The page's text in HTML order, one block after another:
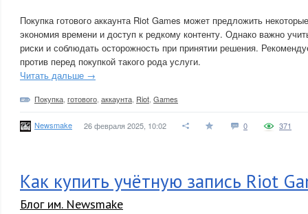
Покупка готового аккаунта Riot Games может предложить
экономия времени и доступ к редкому контенту. Однако важно
риски и соблюдать осторожность при принятии решения.
против перед покупкой такого рода услуги.
Читать дальше →
Покупка готового аккаунта Riot Games
Newsmake 26 февраля 2025, 10:02 0 371
Как купить учётную запись Riot
Блог им. Newsmake